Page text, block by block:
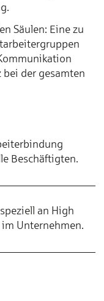
Säulen: Eine zu
bei der gesamten
Beschäftigten.
an High
Unternehmen.